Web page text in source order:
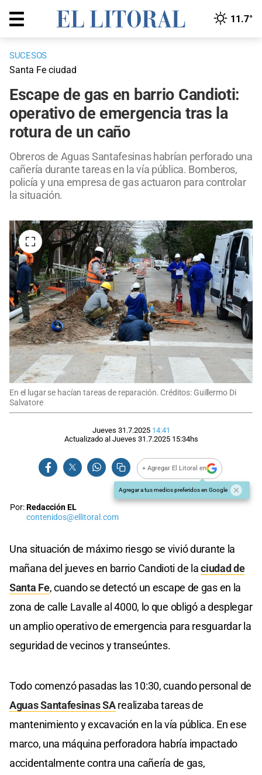
11.7°
SUCESOS
Santa Fe ciudad
Escape de gas en barrio Candioti:
operativo de emergencia tras la
rotura de un caño
Obreros de Aguas Santafesinas habrían perforado una
cañería durante tareas en la vía pública. Bomberos,
policía y una empresa de gas actuaron para controlar
la situación.
En el lugar se hacían tareas de reparación. Créditos: Guillermo Di
Salvatore
Jueves 31.7.2025 14:41
Actualizado al Jueves 31.7.2025 15:34hs
+ Agregar El Litoral en
Agregar a tus medios preferidos en Google
Por:Redacción EL
contenidos@ellitoral.com
Una situación de máximo riesgo se vivió durante la
mañana del jueves en barrio Candioti de laciudad de
Santa Fe, cuando se detectó un escape de gas en la
zona de calle Lavalle al 4000, lo que obligó a desplegar
un amplio operativo de emergencia para resguardar la
seguridad de vecinos y transeúntes.
Todo comenzó pasadas las 10:30, cuando personal de
Aguas Santafesinas SArealizaba tareas de
mantenimiento y excavación en la vía pública. En ese
marco, una máquina perforadora habría impactado
accidentalmente contra una cañería de gas,